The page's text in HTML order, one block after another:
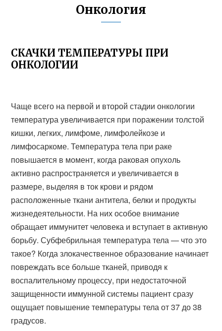
Онкология
СКАЧКИ ТЕМПЕРАТУРЫ ПРИ
ОНКОЛОГИИ
Чаще всего на первой и второй стадии онкологии
температура увеличивается при поражении толстой
кишки, легких, лимфоме, лимфолейкозе и
лимфосаркоме. Температура тела при раке
повышается в момент, когда раковая опухоль
активно распространяется и увеличивается в
размере, выделяя в ток крови и рядом
расположенные ткани антитела, белки и продукты
жизнедеятельности. На них особое внимание
обращает иммунитет человека и вступает в активную
борьбу. Субфебрильная температура тела — что это
такое? Когда злокачественное образование начинает
повреждать все больше тканей, приводя к
воспалительному процессу, при недостаточной
защищенности иммунной системы пациент сразу
ощущает повышение температуры тела от 37 до 38
градусов.